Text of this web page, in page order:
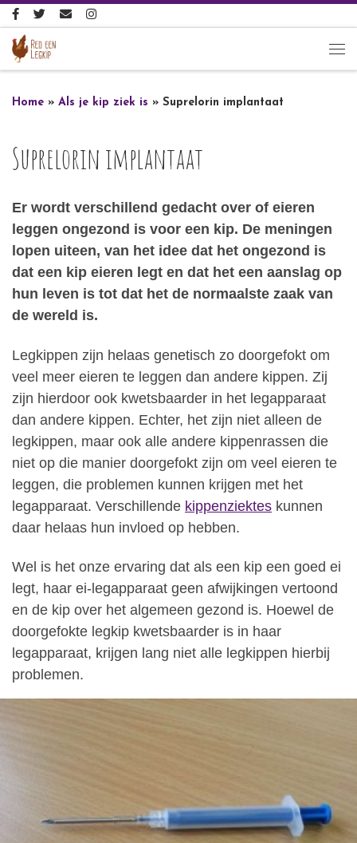
Ga naar inhoud
Home » Als je kip ziek is » Suprelorin implantaat
Suprelorin implantaat
Er wordt verschillend gedacht over of eieren
leggen ongezond is voor een kip. De meningen
lopen uiteen, van het idee dat het ongezond is
dat een kip eieren legt en dat het een aanslag op
hun leven is tot dat het de normaalste zaak van
de wereld is.
Legkippen zijn helaas genetisch zo doorgefokt om
veel meer eieren te leggen dan andere kippen. Zij
zijn hierdoor ook kwetsbaarder in het legapparaat
dan andere kippen. Echter, het zijn niet alleen de
legkippen, maar ook alle andere kippenrassen die
niet op die manier doorgefokt zijn om veel eieren te
leggen, die problemen kunnen krijgen met het
legapparaat. Verschillende kippenziektes kunnen
daar helaas hun invloed op hebben.
Wel is het onze ervaring dat als een kip een goed ei
legt, haar ei-legapparaat geen afwijkingen vertoond
en de kip over het algemeen gezond is. Hoewel de
doorgefokte legkip kwetsbaarder is in haar
legapparaat, krijgen lang niet alle legkippen hierbij
problemen.